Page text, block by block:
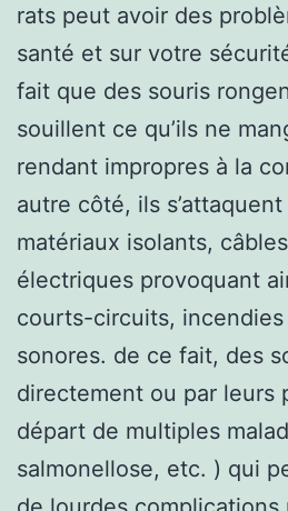
rats peut avoir des
santé et sur votre
fait que des souris
souillent ce qu’ils ne
rendant impropres à la
autre côté, ils
matériaux isolants,
électriques provoquant
courts-circuits,
sonores. de ce fait, des
directement ou par leurs
départ de multiples
salmonellose, etc. ) qui